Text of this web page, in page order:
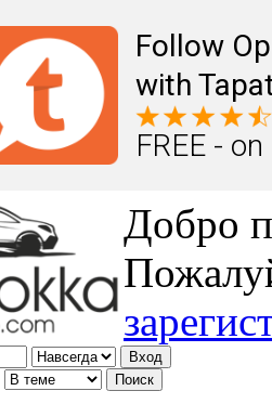
Follow
with
FREE -
Добро